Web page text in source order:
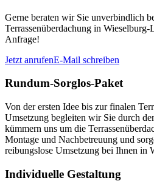
Gerne beraten wir Sie unverbindlich
Terrassenüberdachung in
Anfrage!
Jetzt anrufenE-Mail schreiben
Rundum-Sorglos-Paket
Von der ersten Idee bis zur finalen
Umsetzung begleiten wir Sie durch
kümmern uns um die
Montage und Nachbetreuung und
reibungslose Umsetzung bei Ihnen in
Individuelle Gestaltung